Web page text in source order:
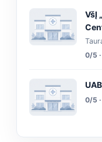
VšĮ
0/5
0/5